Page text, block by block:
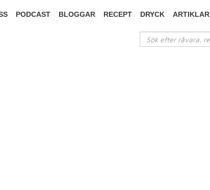
PODCAST BLOGGAR RECEPT DRYCK ARTIKLAR